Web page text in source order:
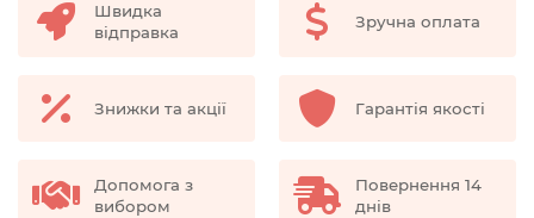
Швидка
відправка
Зручна оплата
Знижки та акції Гарантія якості
Допомога з
вибором
Повернення 14
днів